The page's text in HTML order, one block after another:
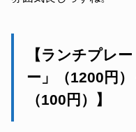
【ランチプレ
ー」（1200円
（100円）】